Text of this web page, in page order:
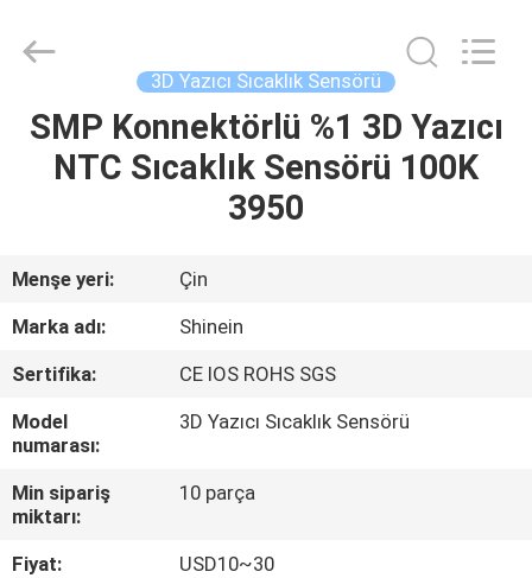
EV
HAKKIMIZDA
FABRIKA
TURU
KALITE
KONTROL
Technology
Co.,Ltd.
Reserved.
3D Yazıcı Sıcaklık Sensörü
SMP Konnektörlü %1 3D Yazıcı
NTC Sıcaklık Sensörü 100K
3950
Menşe yeri:
Çin
Marka adı:
Shinein
Sertifika:
CE IOS ROHS SGS
Model
numarası:
3D Yazıcı Sıcaklık Sensörü
Min sipariş
miktarı:
10 parça
Fiyat:
USD10~30